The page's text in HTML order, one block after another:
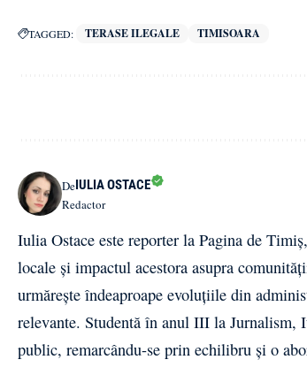
TAGGED: TERASE ILEGALE TIMISOARA
DeIULIA OSTACE
Redactor
Iulia Ostace este reporter la Pagina de
locale și impactul acestora asupra
urmărește îndeaproape evoluțiile din
relevante. Studentă în anul III la Jurnalism,
public, remarcându-se prin echilibru și o